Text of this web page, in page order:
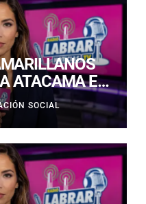
ATACAMA EN
LOS JUEGOS
SOCIAL